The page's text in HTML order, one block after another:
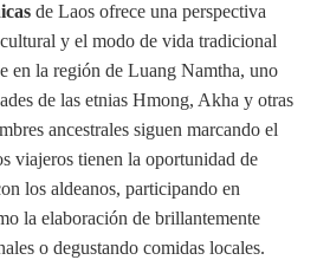
de Laos ofrece una perspectiva
y el modo de vida tradicional
en la región de Luang Namtha, uno
de las etnias Hmong, Akha y otras
ancestrales siguen marcando el
viajeros tienen la oportunidad de
los aldeanos, participando en
la elaboración de brillantemente
o degustando comidas locales.